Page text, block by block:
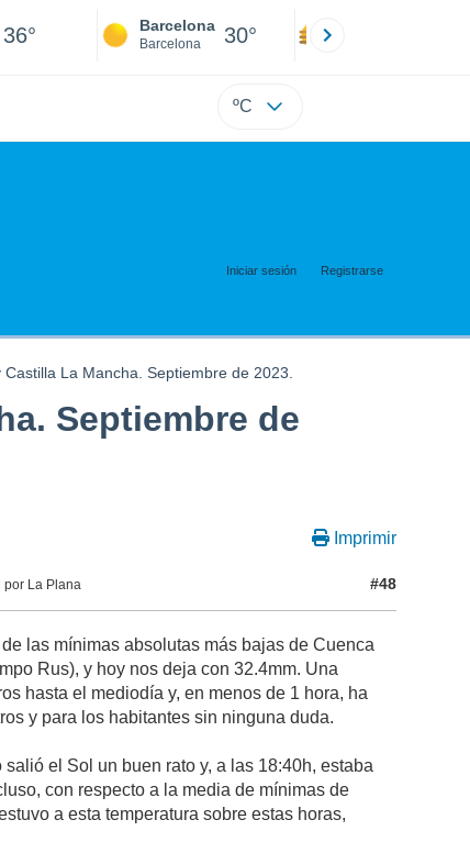
36° Barcelona
Barcelona 30°
ºC
Iniciar sesión Registrarse
La Mancha. Septiembre de 2023.
Septiembre de
Imprimir
por La Plana #48
las mínimas absolutas más bajas de Cuenca
Rus), y hoy nos deja con 32.4mm. Una
hasta el mediodía y, en menos de 1 hora, ha
y para los habitantes sin ninguna duda.
el Sol un buen rato y, a las 18:40h, estaba
con respecto a la media de mínimas de
a esta temperatura sobre estas horas,